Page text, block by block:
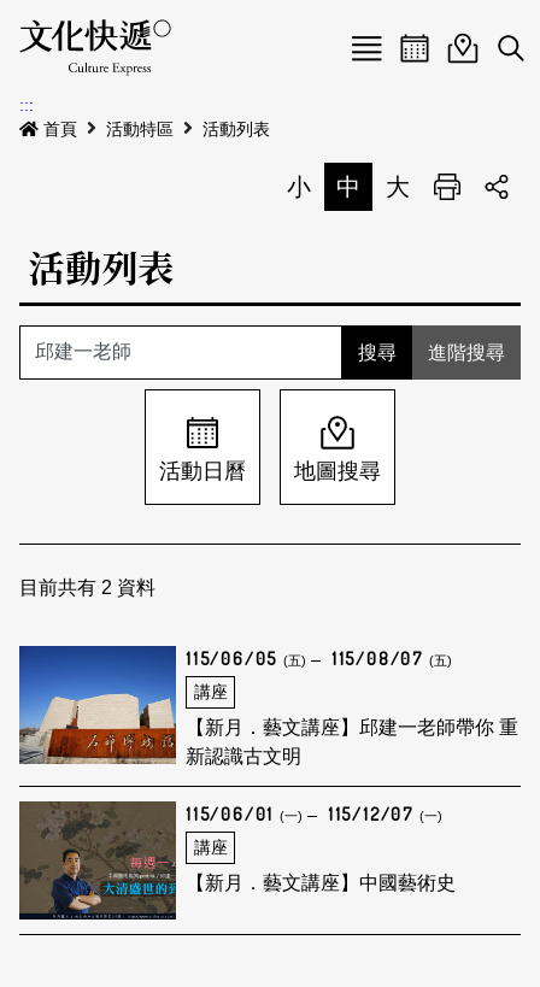
Menu
最新公告
本期專題
歷史專題
活動特區
活動列表
關於我們
訂閱文化快遞
聯絡我們
活動日曆活動地圖
展
:::
首頁
活動特區 活動列表
小 中 大 列印
活動列表
進階搜尋
活動日曆 地圖搜尋
目前共有 2 資料
115/06/05 (五) 115/08/07 (五)
講座
【新月．藝文講座】邱建一老師帶你 重
新認識古文明
115/06/01 (一) 115/12/07 (一)
講座
【新月．藝文講座】中國藝術史